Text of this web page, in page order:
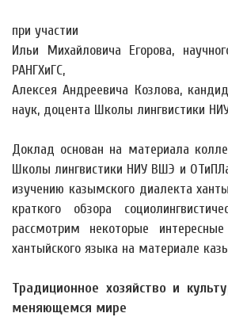
при участии
Ильи Михайловича Егорова,
РАНГХиГС,
Алексея Андреевича Козлова,
наук, доцента Школы лингвистики
Доклад основан на материала
Школы лингвистики НИУ ВШЭ и
изучению казымского диалекта
краткого обзора
рассмотрим некоторые
хантыйского языка на материале
Традиционное хозяйство и
меняющемся мире